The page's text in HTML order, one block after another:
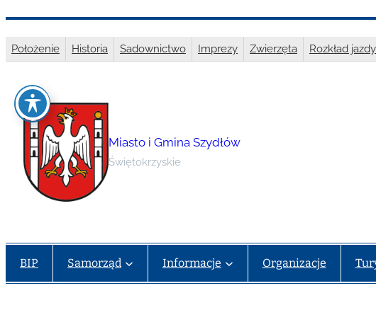
do
Położenie Historia Sadownictwo Imprezy Zwierzęta Rozkład jazdy
Miasto i Gmina Szydłów
Świętokrzyskie
BIP Samorząd Informacje Organizacje